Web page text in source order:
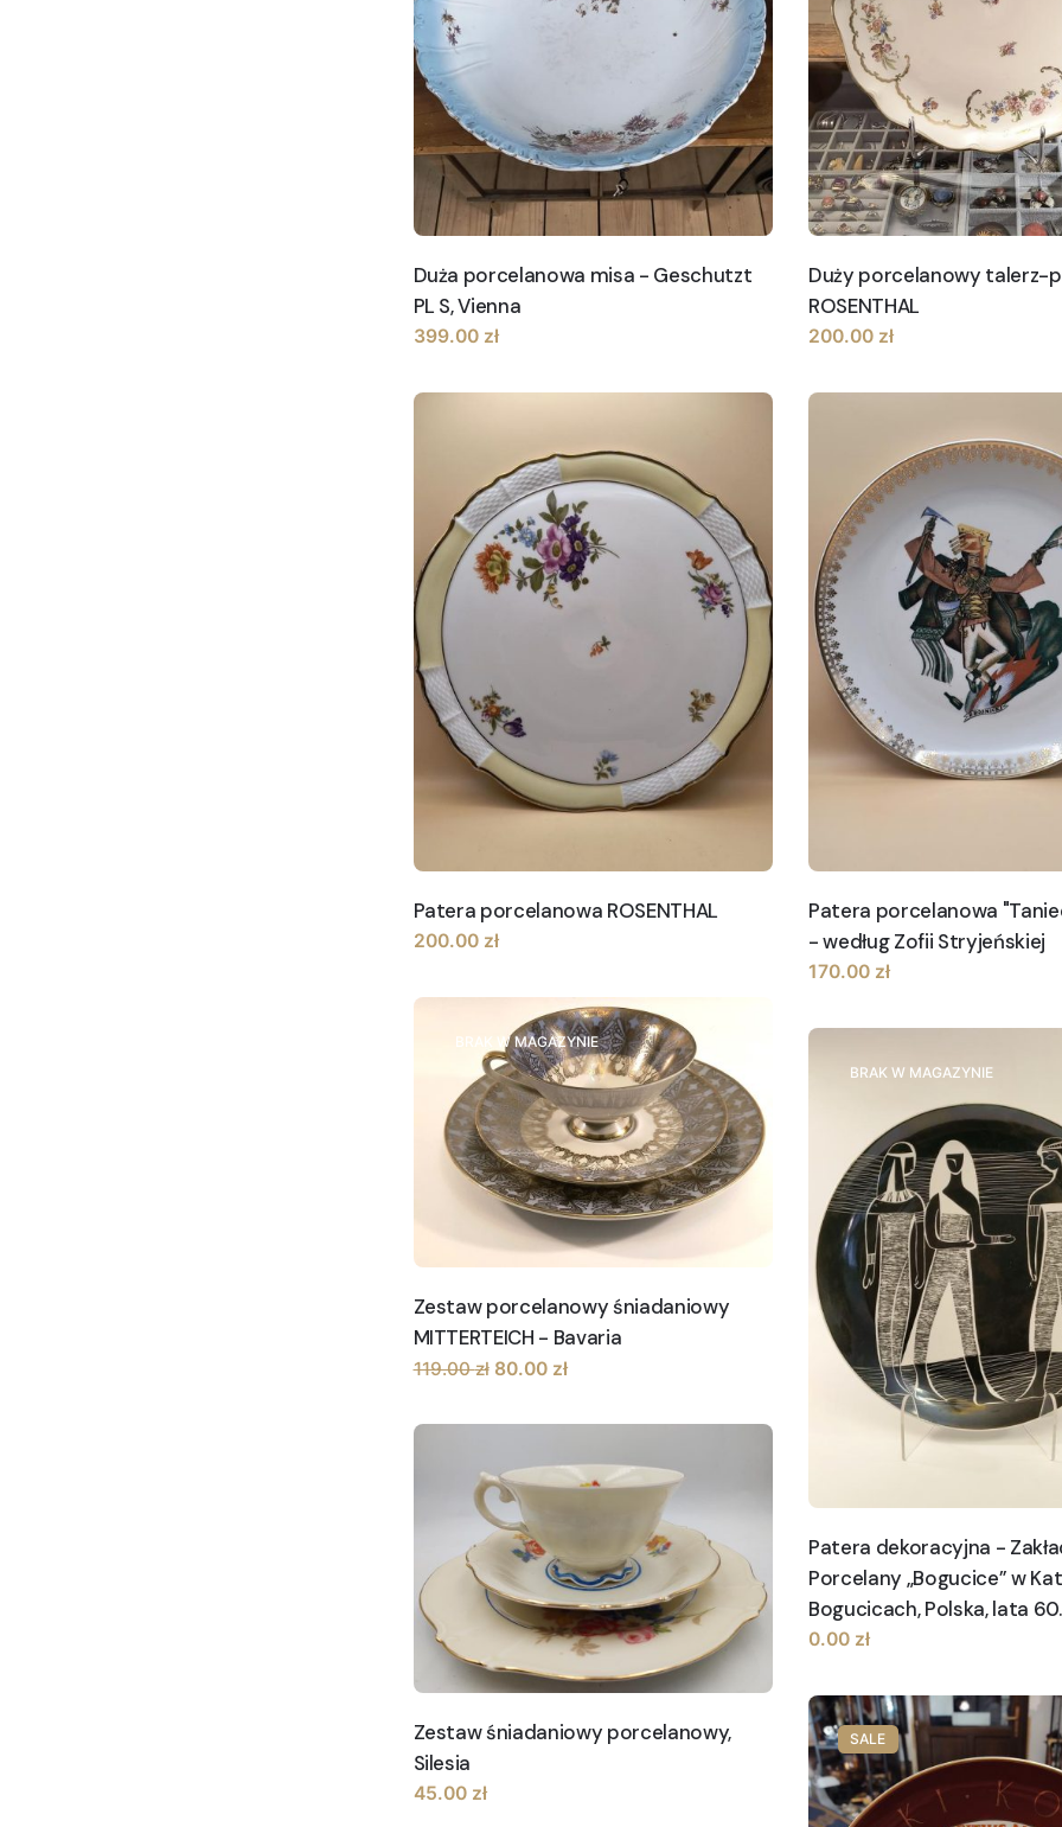
Duża porcelanowa misa - Geschutzt
PL S, Vienna
399.00 zł
Duży porcelanowy talerz-
ROSENTHAL
200.00 zł
Patera porcelanowa ROSENTHAL
200.00 zł
Patera porcelanowa
- według Zofii Stryjeńskiej
170.00 zł
BRAK W MAGAZYNIE
Zestaw porcelanowy śniadaniowy
MITTERTEICH - Bavaria
119.00zł Pierwotna
wynosiła:
80.00 złAktualna
wynosi:
BRAK W MAGAZYNIE
Patera dekoracyjna -
Porcelany „Bogucice” w
Bogucicach, Polska, lata 60.
0.00 zł
Zestaw śniadaniowy porcelanowy,
Silesia
45.00 zł
SALE